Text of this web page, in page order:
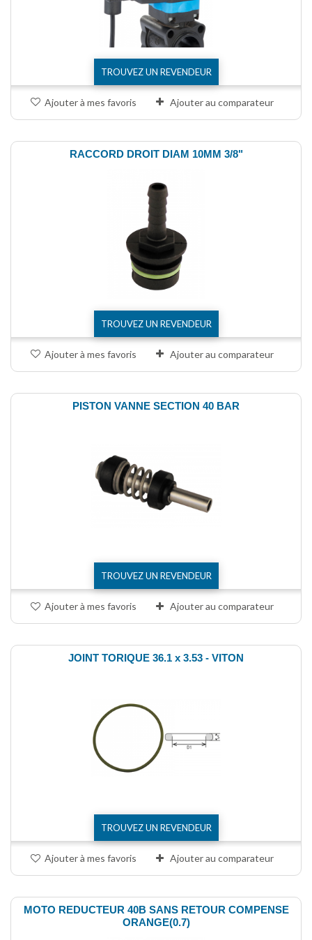
TROUVEZ UN REVENDEUR
Ajouter à mes favoris Ajouter au comparateur
RACCORD DROIT DIAM 10MM 3/8"
TROUVEZ UN REVENDEUR
Ajouter à mes favoris Ajouter au comparateur
PISTON VANNE SECTION 40 BAR
TROUVEZ UN REVENDEUR
Ajouter à mes favoris Ajouter au comparateur
JOINT TORIQUE 36.1 x 3.53 - VITON
TROUVEZ UN REVENDEUR
Ajouter à mes favoris Ajouter au comparateur
MOTO REDUCTEUR 40B SANS RETOUR COMPENSE
ORANGE(0.7)